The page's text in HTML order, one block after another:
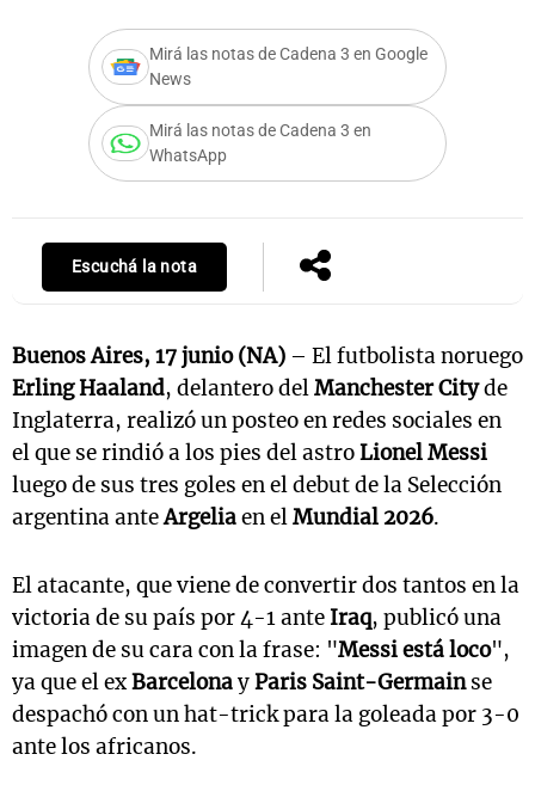
Mirá las notas de Cadena 3 en Google
News
Mirá las notas de Cadena 3 en
WhatsApp
Escuchá la nota
Buenos Aires, 17 junio (NA) – El futbolista noruego
Erling Haaland, delantero delManchester Cityde
Inglaterra, realizó un posteo en redes sociales en
el que se rindió a los pies del astroLionel Messi
luego de sus tres goles en el debut de la Selección
argentina anteArgeliaen elMundial 2026.
El atacante, que viene de convertir dos tantos en la
victoria de su país por 4-1 ante Iraq, publicó una
imagen de su cara con la frase: "Messi está loco",
ya que el exBarcelonayParis Saint-Germainse
despachó con un hat-trick para la goleada por 3-0
ante los africanos.